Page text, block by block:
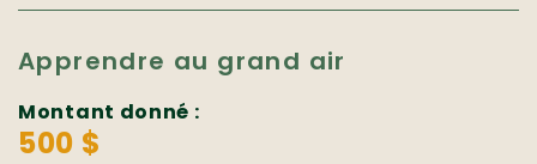
Apprendre au grand air
Montant donné :
500 $